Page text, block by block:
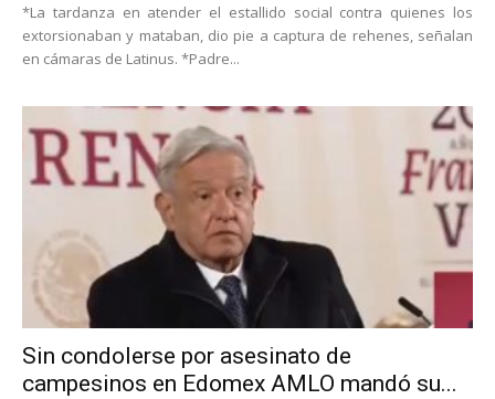
*La tardanza en atender el estallido social contra quienes los
extorsionaban y mataban, dio pie a captura de rehenes, señalan
en cámaras de Latinus. *Padre...
Sin condolerse por asesinato de
campesinos en Edomex AMLO mandó su...